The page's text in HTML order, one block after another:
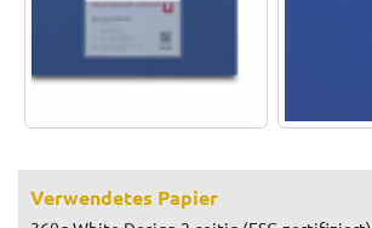
Verwendetes Papier